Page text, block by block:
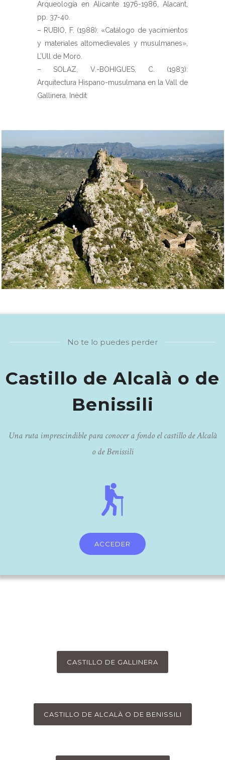
Arqueología en Alicante 1976-1986, Alacant,
pp. 37-40.
– RUBIO, F. (1988): «Catálogo de yacimientos
y materiales altomedievales y musulmanes»,
L’Ull de Moro.
– SOLAZ, V.-BOHIGUES, C. (1983):
Arquitectura Hispano-musulmana en la Vall de
Gallinera. Inèdit
No te lo puedes perder
Castillo de Alcalà o de
Benissili
Una ruta imprescindible para conocer a fondo el castillo de Alcalà
o de Benissili
ACCEDER
CASTILLO DE GALLINERA
CASTILLO DE ALCALÀ O DE BENISSILI